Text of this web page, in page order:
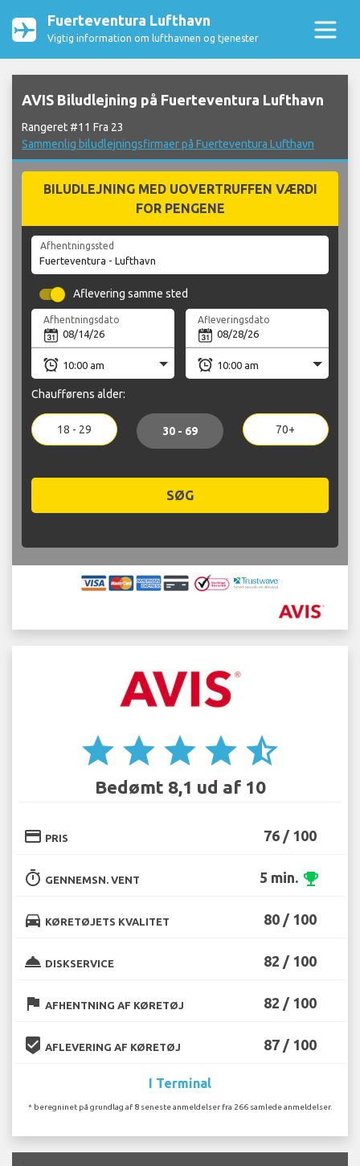
Fuerteventura Lufthavn
Vigtig information om lufthavnen og tjenester
AVIS Biludlejning på Fuerteventura Lufthavn
Rangeret #11 Fra 23
Sammenlig biludlejningsfirmaer på Fuerteventura Lufthavn
BILUDLEJNING MED UOVERTRUFFEN VÆRDI
FOR PENGENE
Afhentningssted
Aflevering samme sted
Afhentningsdato Afleveringsdato
Chaufførens alder:
18 - 29 30 - 69 70+
SØG
star star star star star_half
Bedømt 8,1 ud af 10
credit_card PRIS 76 / 100
timer GENNEMSN. VENT 5 min. emoji_events
directions_car KØRETØJETS KVALITET 80 / 100
room_service DISKSERVICE 82 / 100
flag AFHENTNING AF KØRETØJ 82 / 100
beenhere AFLEVERING AF KØRETØJ 87 / 100
I Terminal
* beregninet på grundlag af 8 seneste anmeldelser fra 266 samlede anmeldelser.